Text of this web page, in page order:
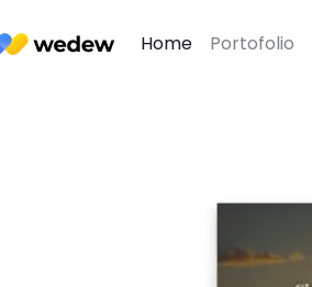
Home Portofolio